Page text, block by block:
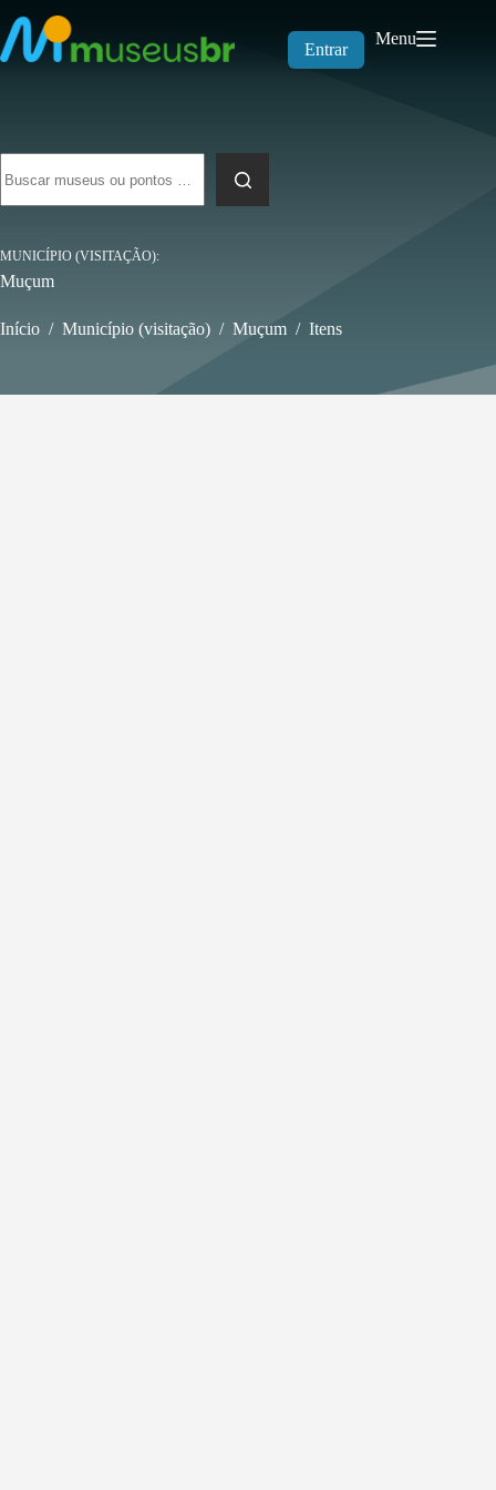
para
o
conteúdo
Entrar
Menu
resultados
MUNICÍPIO (VISITAÇÃO)
Muçum
Início / Município (visitação) / Muçum / Itens